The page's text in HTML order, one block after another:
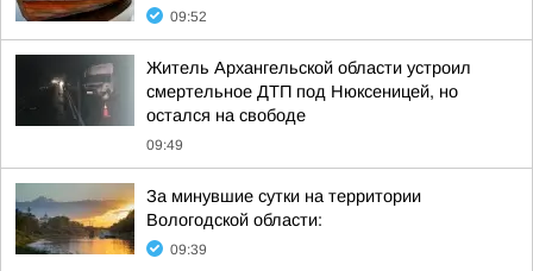
09:52
Житель Архангельской области устроил
смертельное ДТП под Нюксеницей, но
остался на свободе
09:49
За минувшие сутки на территории
Вологодской области:
09:39